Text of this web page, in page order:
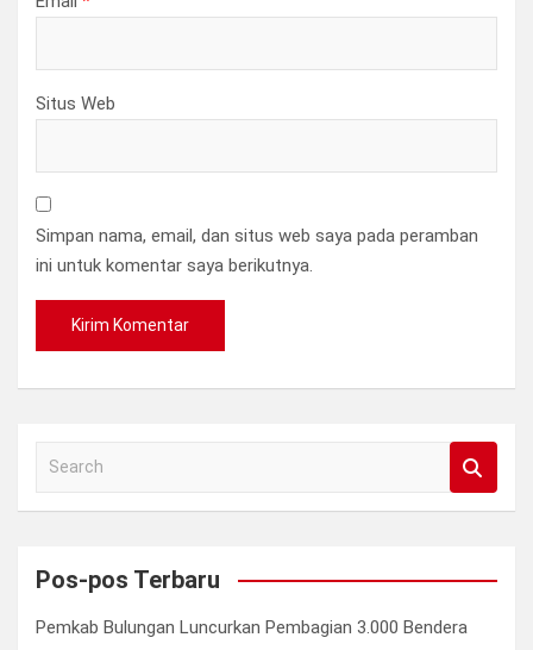
Situs Web
Simpan nama, email, dan situs web saya pada peramban
ini untuk komentar saya berikutnya.
a
c
Pos-pos Terbaru
Pemkab Bulungan Luncurkan Pembagian 3.000 Bendera